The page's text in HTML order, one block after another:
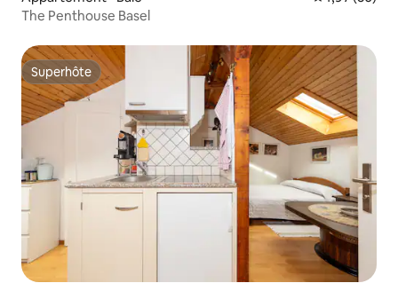
The Penthouse Basel
Superhôte
Superhôte